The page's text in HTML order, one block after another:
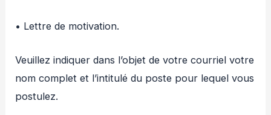
• Lettre de motivation.
Veuillez indiquer dans l’objet de votre courriel votre
nom complet et l’intitulé du poste pour lequel vous
postulez.